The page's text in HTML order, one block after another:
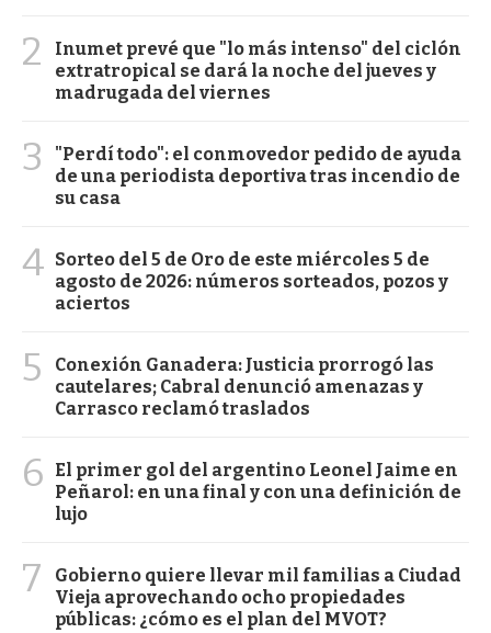
2
Inumet prevé que "lo más intenso" del ciclón
extratropical se dará la noche del jueves y
madrugada del viernes
3
"Perdí todo": el conmovedor pedido de ayuda
de una periodista deportiva tras incendio de
su casa
4 Sorteo del 5 de Oro de este miércoles 5 de
agosto de 2026: números sorteados, pozos y
aciertos
5
Conexión Ganadera: Justicia prorrogó las
cautelares; Cabral denunció amenazas y
Carrasco reclamó traslados
6
El primer gol del argentino Leonel Jaime en
Peñarol: en una final y con una definición de
lujo
7
Gobierno quiere llevar mil familias a Ciudad
Vieja aprovechando ocho propiedades
públicas: ¿cómo es el plan del MVOT?